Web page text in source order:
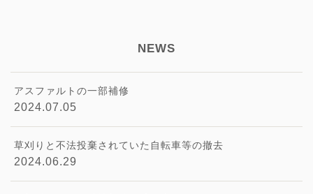
NEWS
アスファルトの一部補修
2024.07.05
草刈りと不法投棄されていた自転車等の撤去
2024.06.29